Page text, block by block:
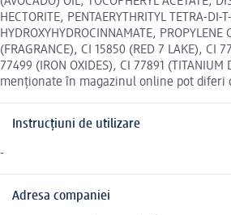
HECTORITE, PENTAERYTHRITYL TETRA-DI-
HYDROXYHYDROCINNAMATE, PROPYLENE
(FRAGRANCE), CI 15850 (RED 7 LAKE), CI
77499 (IRON OXIDES), CI 77891
menționate în magazinul online pot diferi
Instrucțiuni de utilizare
-
Adresa companiei